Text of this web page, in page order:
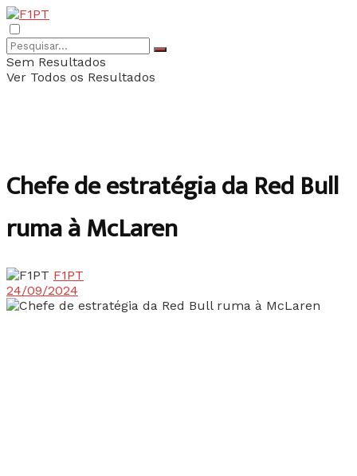
Sem Resultados
Ver Todos os Resultados
Chefe de estratégia da Red Bull
ruma à McLaren
F1PT
24/09/2024